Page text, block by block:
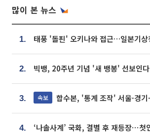
많이 본 뉴스
1.
2.
3. 속보 합수본, '통계 조작' 서울·경기·충북 선관위
4.